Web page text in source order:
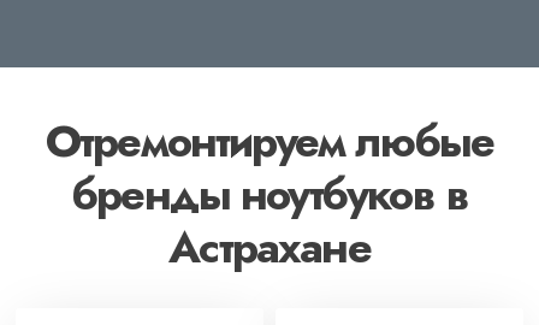
Отремонтируем любые
бренды ноутбуков в
Астрахане